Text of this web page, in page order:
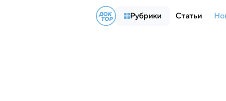
Рубрики Статьи